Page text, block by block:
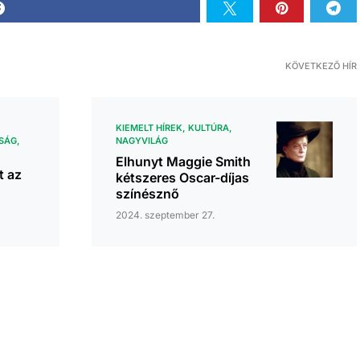
az
KÖVETKEZŐ HÍR
KIEMELT HÍREK KULTÚRA
NAGYVILÁG
Elhunyt Maggie Smith
kétszeres Oscar-díjas
színésznő
2024. szeptember 27.